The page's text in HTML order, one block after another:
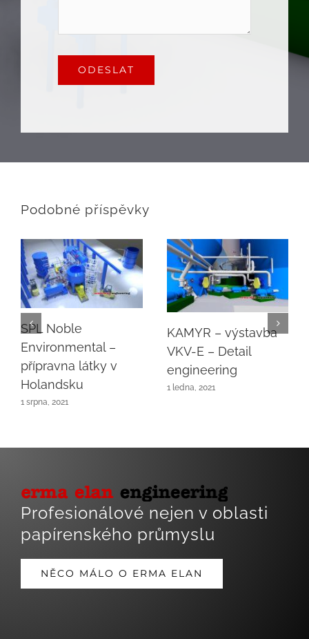
ODESLAT
Podobné příspěvky
SPL Noble
Environmental –
přípravna látky v
Holandsku
1 srpna, 2021
KAMYR – výstavba
VKV-E – Detail
engineering
1 ledna, 2021
Domů
Historie
Profesionálové nejen v oblasti
papírenského průmyslu
NĚCO MÁLO O ERMA ELAN